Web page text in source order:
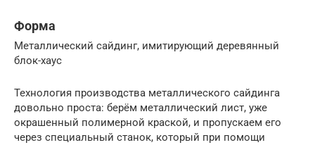
Форма
Металлический сайдинг, имитирующий деревянный
блок-хаус
Технология производства металлического сайдинга
довольно проста: берём металлический лист, уже
окрашенный полимерной краской, и пропускаем его
через специальный станок, который при помощи